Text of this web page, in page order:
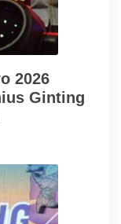
2026
Ginting